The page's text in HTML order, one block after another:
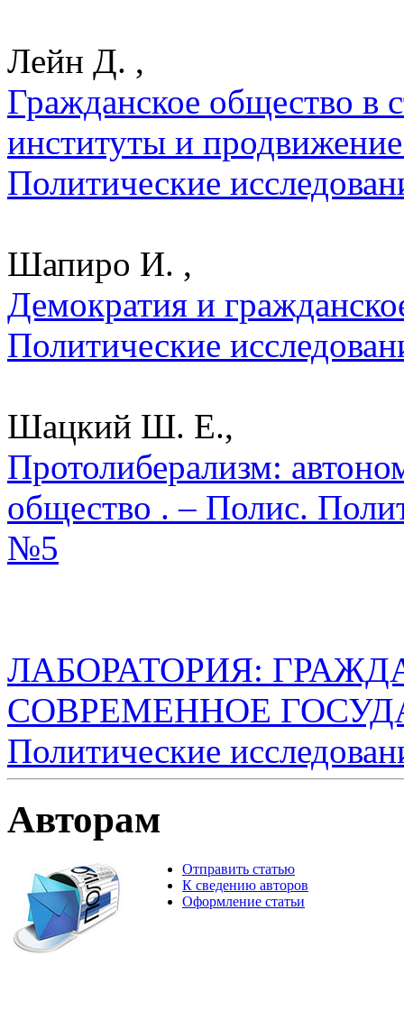
Лейн Д. ,
Гражданское общество в
институты и
Политические
Шапиро И. ,
Демократия и
Политические
Шацкий Ш. Е.,
Протолиберализм:
общество . – Полис.
№5
ЛАБОРАТОРИЯ:
СОВРЕМЕННОЕ
Политические
Авторам
Отправить статью
К сведению авторов
Оформление статьи